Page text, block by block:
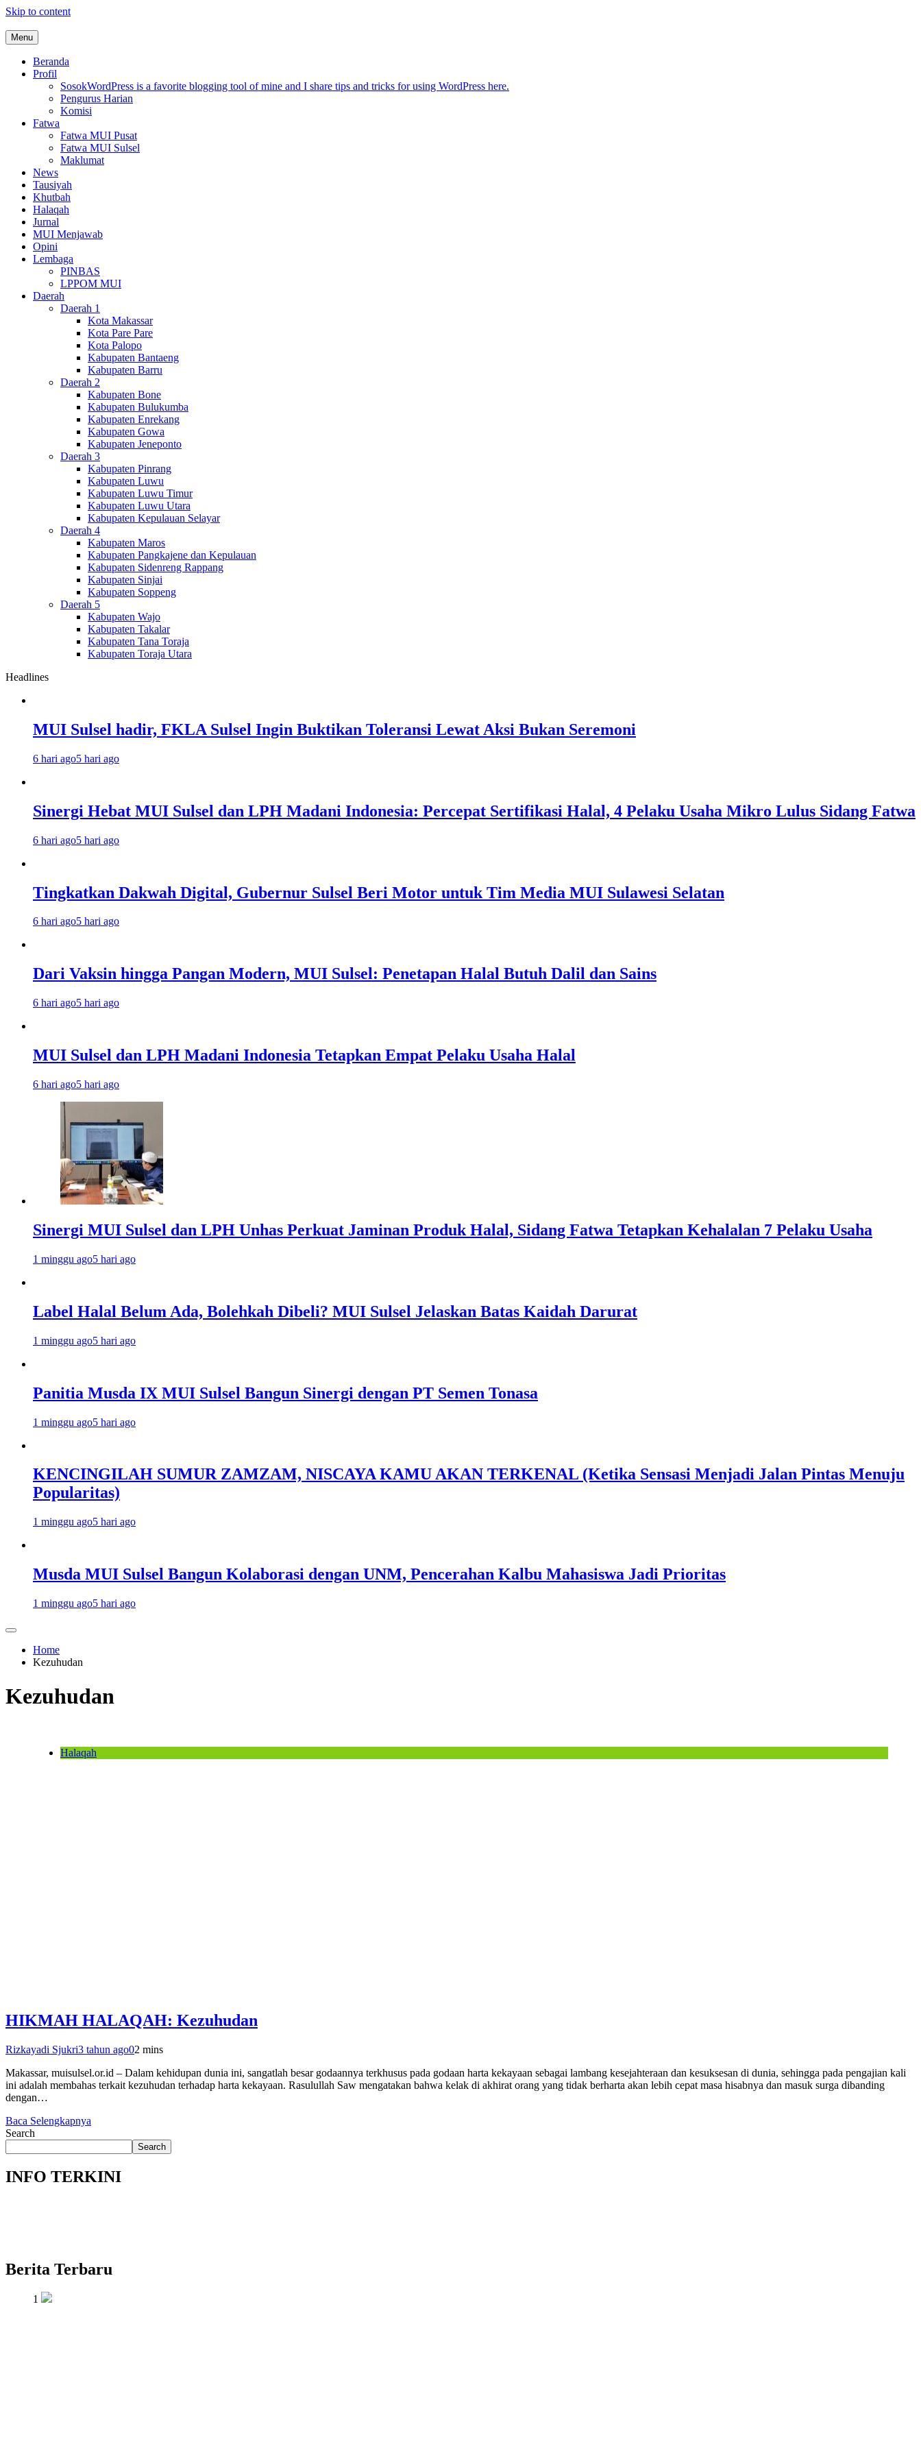
Skip to content
MUI Sulawesi Selatan
Khadimul Ummah wa Shadiqul Hukuuma
Menu
Beranda
Profil
SosokWordPress is a favorite blogging tool of mine and I share tips and tricks for using WordPress here.
Pengurus Harian
Komisi
Fatwa
Fatwa MUI Pusat
Fatwa MUI Sulsel
Maklumat
News
Tausiyah
Khutbah
Halaqah
Jurnal
MUI Menjawab
Opini
Lembaga
PINBAS
LPPOM MUI
Daerah
Daerah 1
Kota Makassar
Kota Pare Pare
Kota Palopo
Kabupaten Bantaeng
Kabupaten Barru
Daerah 2
Kabupaten Bone
Kabupaten Bulukumba
Kabupaten Enrekang
Kabupaten Gowa
Kabupaten Jeneponto
Daerah 3
Kabupaten Pinrang
Kabupaten Luwu
Kabupaten Luwu Timur
Kabupaten Luwu Utara
Kabupaten Kepulauan Selayar
Daerah 4
Kabupaten Maros
Kabupaten Pangkajene dan Kepulauan
Kabupaten Sidenreng Rappang
Kabupaten Sinjai
Kabupaten Soppeng
Daerah 5
Kabupaten Wajo
Kabupaten Takalar
Kabupaten Tana Toraja
Kabupaten Toraja Utara
Headlines
MUI Sulsel hadir, FKLA Sulsel Ingin Buktikan Toleransi Lewat Aksi Bukan Seremoni
6 hari ago5 hari ago
Sinergi Hebat MUI Sulsel dan LPH Madani Indonesia: Percepat Sertifikasi Halal, 4 Pelaku Usaha Mikro Lulus Sidang Fatwa
6 hari ago5 hari ago
Tingkatkan Dakwah Digital, Gubernur Sulsel Beri Motor untuk Tim Media MUI Sulawesi Selatan
6 hari ago5 hari ago
Dari Vaksin hingga Pangan Modern, MUI Sulsel: Penetapan Halal Butuh Dalil dan Sains
6 hari ago5 hari ago
MUI Sulsel dan LPH Madani Indonesia Tetapkan Empat Pelaku Usaha Halal
6 hari ago5 hari ago
Sinergi MUI Sulsel dan LPH Unhas Perkuat Jaminan Produk Halal, Sidang Fatwa Tetapkan Kehalalan 7 Pelaku Usaha
1 minggu ago5 hari ago
Label Halal Belum Ada, Bolehkah Dibeli? MUI Sulsel Jelaskan Batas Kaidah Darurat
1 minggu ago5 hari ago
Panitia Musda IX MUI Sulsel Bangun Sinergi dengan PT Semen Tonasa
1 minggu ago5 hari ago
KENCINGILAH SUMUR ZAMZAM, NISCAYA KAMU AKAN TERKENAL (Ketika Sensasi Menjadi Jalan Pintas Menuju
Popularitas)
1 minggu ago5 hari ago
Musda MUI Sulsel Bangun Kolaborasi dengan UNM, Pencerahan Kalbu Mahasiswa Jadi Prioritas
1 minggu ago5 hari ago
Home
Kezuhudan
Kezuhudan
Halaqah
HIKMAH HALAQAH: Kezuhudan
Rizkayadi Sjukri3 tahun ago02 mins
Makassar, muisulsel.or.id – Dalam kehidupan dunia ini, sangatlah besar godaannya terkhusus pada godaan harta kekayaan sebagai lambang kesejahteraan dan kesuksesan di dunia, sehingga pada pengajian kali
ini adalah membahas terkait kezuhudan terhadap harta kekayaan. Rasulullah Saw mengatakan bahwa kelak di akhirat orang yang tidak berharta akan lebih cepat masa hisabnya dan masuk surga dibanding
dengan…
Baca Selengkapnya
Search
Search
INFO TERKINI
Berita Terbaru
1